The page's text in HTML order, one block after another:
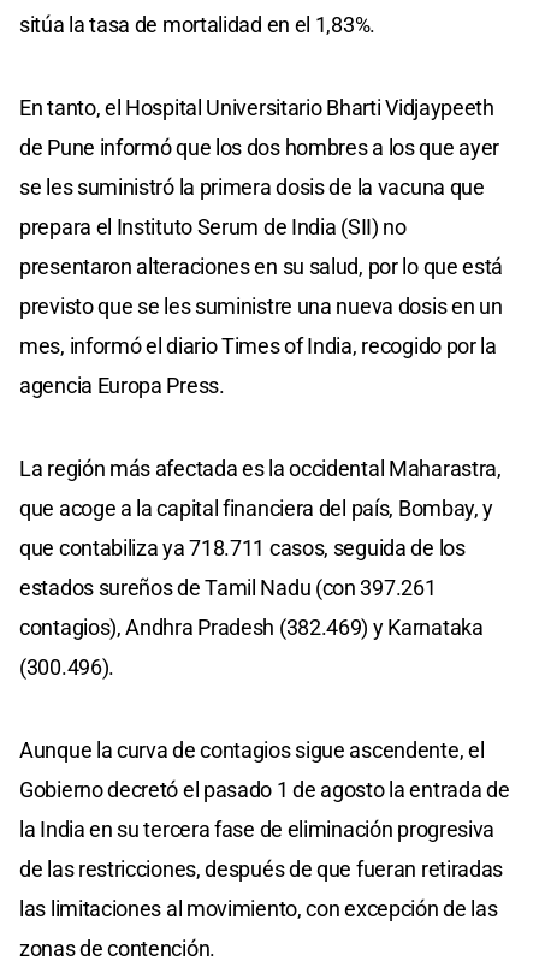
sitúa la tasa de mortalidad en el 1,83%.
En tanto, el Hospital Universitario Bharti Vidjaypeeth
de Pune informó que los dos hombres a los que ayer
se les suministró la primera dosis de la vacuna que
prepara el Instituto Serum de India (SII) no
presentaron alteraciones en su salud, por lo que está
previsto que se les suministre una nueva dosis en un
mes, informó el diario Times of India, recogido por la
agencia Europa Press.
La región más afectada es la occidental Maharastra,
que acoge a la capital financiera del país, Bombay, y
que contabiliza ya 718.711 casos, seguida de los
estados sureños de Tamil Nadu (con 397.261
contagios), Andhra Pradesh (382.469) y Karnataka
(300.496).
Aunque la curva de contagios sigue ascendente, el
Gobierno decretó el pasado 1 de agosto la entrada de
la India en su tercera fase de eliminación progresiva
de las restricciones, después de que fueran retiradas
las limitaciones al movimiento, con excepción de las
zonas de contención.